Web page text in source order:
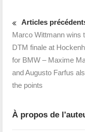
Articles
Marco Wittmann wins
DTM finale at
for BMW – Maxime
and Augusto Farfus
the points
À propos de